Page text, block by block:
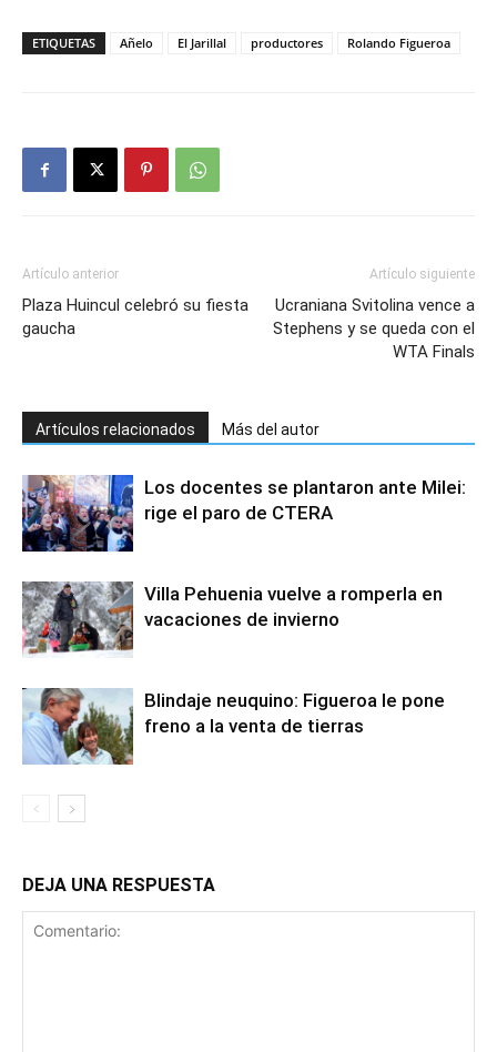
ETIQUETAS Añelo El Jarillal productores Rolando Figueroa
Artículo anterior
Plaza Huincul celebró su fiesta
gaucha
Artículo siguiente
Ucraniana Svitolina vence a
Stephens y se queda con el
WTA Finals
Artículos relacionados Más del autor
Los docentes se plantaron ante Milei:
rige el paro de CTERA
Villa Pehuenia vuelve a romperla en
vacaciones de invierno
Blindaje neuquino: Figueroa le pone
freno a la venta de tierras
DEJA UNA RESPUESTA